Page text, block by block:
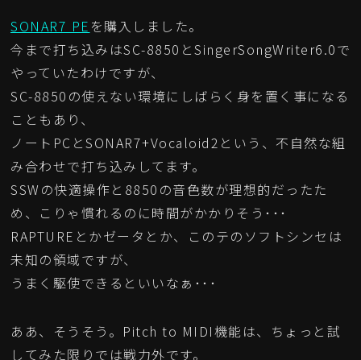
SONAR7 PE を購入しました。
今まで打ち込みはSC-8850とSingerSongWriter6.0で
やっていたわけですが、
SC-8850の使えない環境にしばらく身を置く事になる
こともあり、
ノートPCとSONAR7+Vocaloid2という、不自然な組
み合わせで打ち込みしてます。
SSWの快適操作と8850の音色数が理想的だったた
め、こりゃ慣れるのに時間がかかりそう･･･
RAPTUREとかゼータとか、このテのソフトシンセは
未知の領域ですが、
うまく駆使できるといいなぁ･･･
ああ、そうそう。Pitch to MIDI機能は、ちょっと試
してみた限りでは戦力外です。